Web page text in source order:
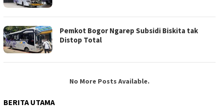
Pemkot Bogor Ngarep Subsidi Biskita tak
Distop Total
No More Posts Available.
BERITA UTAMA